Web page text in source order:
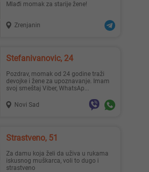
Mlađi momak za starije žene!
Zrenjanin
Stefanivanovic, 24
Pozdrav, momak od 24 godine traži
devojke i žene za upoznavanje. Imam
svoj smeštaj Viber, WhatsAp...
Novi Sad
Strastveno, 51
Za damu koja želi da uživa u rukama
iskusnog muškarca, voli to dugo i
strastveno